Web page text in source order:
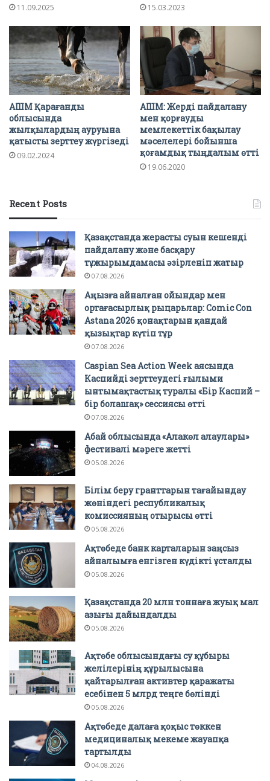
11.09.2025 15.03.2023
АШМ Қарағанды
облысында
жылқылардың ауруына
қатысты зерттеу жүргізеді
09.02.2024
АШМ: Жерді пайдалану
мен қорғауды
мемлекеттік бақылау
мәселелері бойынша
қоғамдық тыңдалым өтті
19.06.2020
Recent Posts
Қазақстанда жерасты суын кешенді
пайдалану және басқару
тұжырымдамасы әзірленіп жатыр
07.08.2026
Аңызға айналған ойындар мен
ортағасырлық рыцарьлар: Comic Con
Astana 2026 қонақтарын қандай
қызықтар күтіп тұр
07.08.2026
Caspian Sea Action Week аясында
Каспийді зерттеудегі ғылыми
ынтымақтастық туралы «Бір Каспий –
бір болашақ» сессиясы өтті
07.08.2026
Абай облысында «Алакөл алаулары»
фестивалі мәреге жетті
05.08.2026
Білім беру гранттарын тағайындау
жөніндегі республикалық
комиссияның отырысы өтті
05.08.2026
Ақтөбеде банк карталарын заңсыз
айналымға енгізген күдікті ұсталды
05.08.2026
Қазақстанда 20 млн тоннаға жуық мал
азығы дайындалды
05.08.2026
Ақтөбе облысындағы су құбыры
желілерінің құрылысына
қайтарылған активтер қаражаты
есебінен 5 млрд теңге бөлінді
05.08.2026
Ақтөбеде далаға қоқыс төккен
медициналық мекеме жауапқа
тартылды
04.08.2026